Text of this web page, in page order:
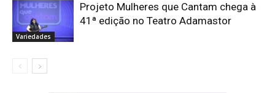
Variedades
Projeto Mulheres que Cantam chega à
41ª edição no Teatro Adamastor